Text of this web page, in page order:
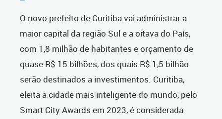
O novo prefeito de Curitiba vai administrar a
maior capital da região Sul e a oitava do País,
com 1,8 milhão de habitantes e orçamento de
quase R$ 15 bilhões, dos quais R$ 1,5 bilhão
serão destinados a investimentos. Curitiba,
eleita a cidade mais inteligente do mundo, pelo
Smart City Awards em 2023, é considerada